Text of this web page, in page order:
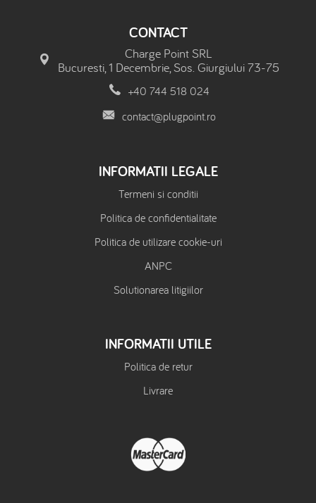
CONTACT
Charge Point SRL
Bucuresti, 1 Decembrie, Sos. Giurgiului 73-75
+40 744 518 024
contact@plugpoint.ro
INFORMATII LEGALE
Termeni si conditii
Politica de confidentialitate
Politica de utilizare cookie-uri
ANPC
Solutionarea litigiilor
INFORMATII UTILE
Politica de retur
Livrare